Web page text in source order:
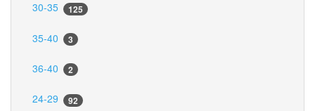
30-35 125
35-40 3
36-40 2
24-29 92